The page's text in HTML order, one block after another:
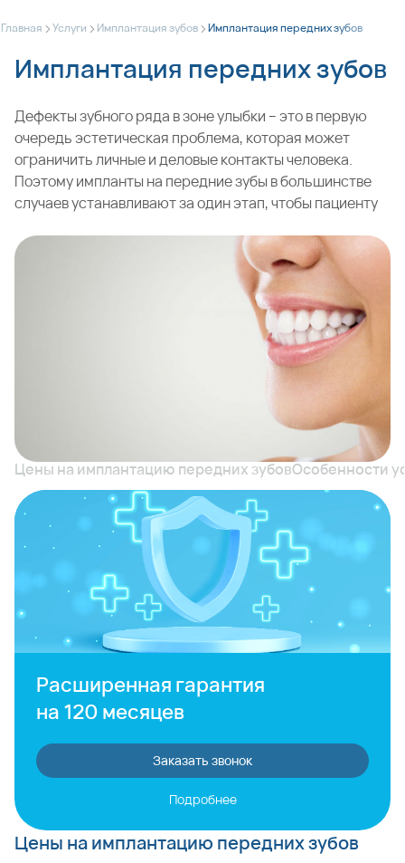
Главная >Услуги > Имплантация зубов >Имплантация передних зубов
Имплантация передних зубов
Дефекты зубного ряда в зоне улыбки – это в первую
очередь эстетическая проблема, которая может
ограничить личные и деловые контакты человека.
Поэтому импланты на передние зубы в большинстве
случаев устанавливают за один этап, чтобы пациенту
испытывать дискомфорт при общении с людьми.
Эстетический результат лечения можно оценить
сразу. При работе с резцами и клыками стоматологи
наших клиник в Москве стараются не только
восстановить цвет и форму утраченной единицы, но и
сохранить также естественный здоровый вид десен.
Цены на имплантацию передних зубовОсобенности
Расширенная гарантия
на 120 месяцев
Заказать звонок
Подробнее
Цены на имплантацию передних зубов